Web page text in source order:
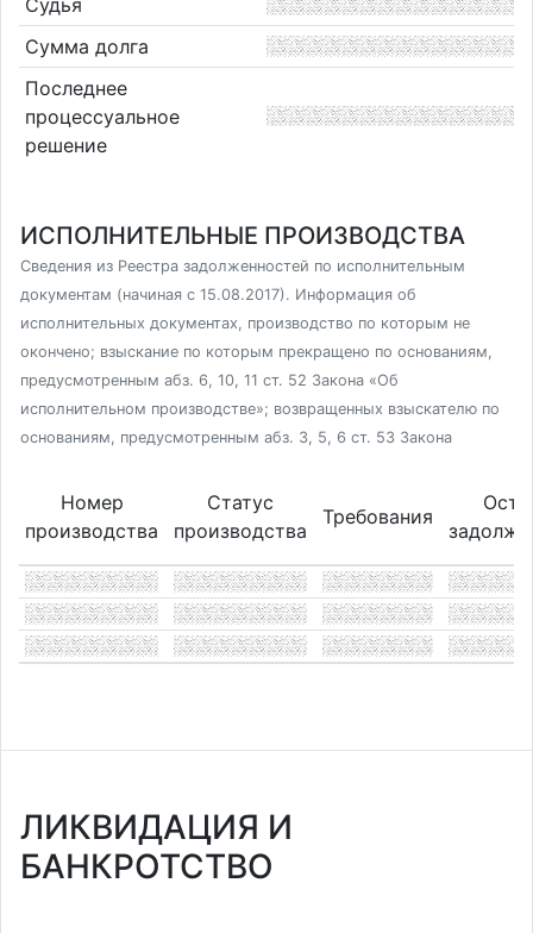
Судья
Сумма долга
Последнее
процессуальное
решение
ИСПОЛНИТЕЛЬНЫЕ ПРОИЗВОДСТВА
Сведения из Реестра задолженностей по исполнительным
документам (начиная с 15.08.2017). Информация об
исполнительных документах, производство по которым не
окончено; взыскание по которым прекращено по основаниям,
предусмотренным абз. 6, 10, 11 ст. 52 Закона «Об
исполнительном производстве»; возвращенных взыскателю по
основаниям, предусмотренным абз. 3, 5, 6 ст. 53 Закона
Номер
производства
Статус
производства
Требования
ЛИКВИДАЦИЯ И
БАНКРОТСТВО